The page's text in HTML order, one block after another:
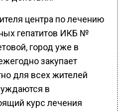
центра по лечению
гепатитов ИКБ №
город уже в
закупает
для всех жителей
в
курс лечения